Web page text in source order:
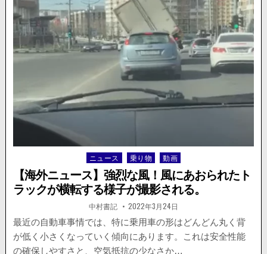
公
開。
ア・
ト
ラ
ッ
ク
が
渋
滞
に
み
多
重
事
故。
9
人
負
傷、
1
Posted
in
ニュース 乗り物 動画
【海外ニュース】強烈な風！風にあおられたト
ラックが横転する様子が撮影される。
著
者:
中村書記 掲
載
日：
2022年3月24日
最近の自動車事情では、特に乗用車の形はどんどん丸く背
が低く小さくなっていく傾向にあります。これは安全性能
の確保しやすさと、空気抵抗の少なさか…